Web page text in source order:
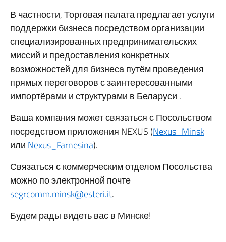
В частности, Торговая палата предлагает услуги
поддержки бизнеса посредством организации
специализированных предпринимательских
миссий и предоставления конкретных
возможностей для бизнеса путём проведения
прямых переговоров с заинтересованными
импортёрами и структурами в Беларуси .
Ваша компания может связаться с Посольством
посредством приложения NEXUS (Nexus_Minsk
или Nexus_Farnesina).
Связаться с коммерческим отделом Посольства
можно по электронной почте
segrcomm.minsk@esteri.it.
Будем рады видеть вас в Минске!